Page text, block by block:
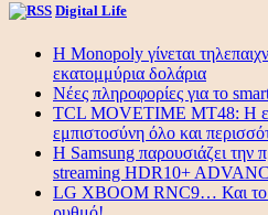
Digital Life
Η Monopoly γίνεται
εκατομμύρια δολάρια
Νέες πληροφορίες για το
TCL MOVETIME MT48: Η
εμπιστοσύνη όλο και
Η Samsung παρουσιάζει την
streaming HDR10+
LG XBOOM RNC9… Και το